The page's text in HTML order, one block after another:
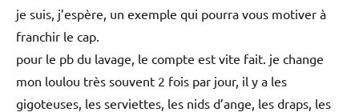
je suis, j’espère, un exemple qui pourra vous motiver à
franchir le cap.
pour le pb du lavage, le compte est vite fait. je change
mon loulou très souvent 2 fois par jour, il y a les
gigoteuses, les serviettes, les nids d’ange, les draps, les